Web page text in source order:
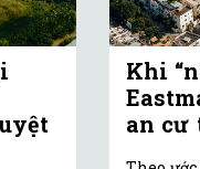
Khi
an cư